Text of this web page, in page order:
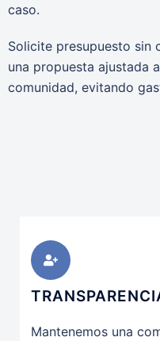
caso.
Solicite presupuesto sin
una propuesta ajustada
comunidad, evitando
Mantenemos una